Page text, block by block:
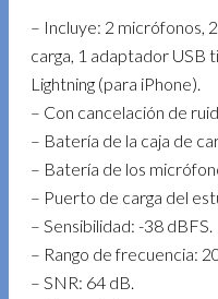
– Incluye: 2 micrófonos,
carga, 1 adaptador USB
Lightning (para iPhone).
– Con cancelación de
– Batería de la caja de
– Batería de los
– Puerto de carga del
– Sensibilidad: -38 dBFS.
– Rango de frecuencia:
– SNR: 64 dB.